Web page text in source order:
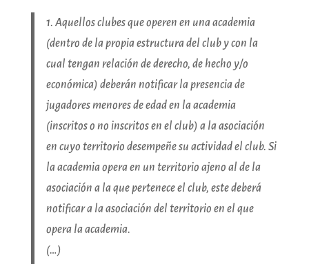
1. Aquellos clubes que operen en una academia
(dentro de la propia estructura del club y con la
cual tengan relación de derecho, de hecho y/o
económica) deberán notificar la presencia de
jugadores menores de edad en la academia
(inscritos o no inscritos en el club) a la asociación
en cuyo territorio desempeñe su actividad el club. Si
la academia opera en un territorio ajeno al de la
asociación a la que pertenece el club, este deberá
notificar a la asociación del territorio en el que
opera la academia.
(…)